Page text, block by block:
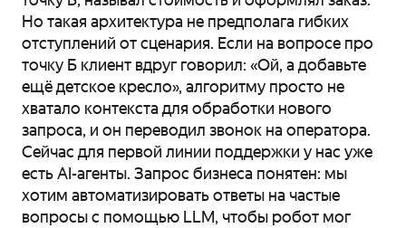
Но такая архитектура не предполага гибких
отступлений от сценария. Если на вопросе про
точку Б клиент вдруг говорил: «Ой, а добавьте
ещё детское кресло», алгоритму просто не
хватало контекста для обработки нового
запроса, и он переводил звонок на оператора.
Сейчас для первой линии поддержки у нас уже
есть AI-агенты. Запрос бизнеса понятен: мы
хотим автоматизировать ответы на частые
вопросы с помощью LLM, чтобы робот мог